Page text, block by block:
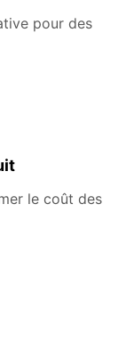
pour des
le coût des